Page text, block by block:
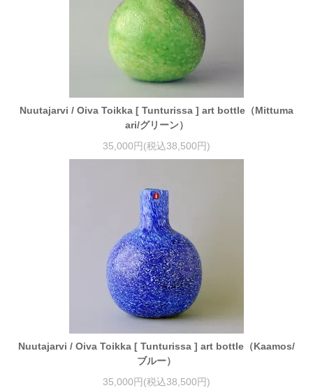
Nuutajarvi / Oiva Toikka [ Tunturissa ] art bottle（Mittuma
ari/グリーン）
35,000円(税込38,500円)
Nuutajarvi / Oiva Toikka [ Tunturissa ] art bottle（Kaamos/
ブルー）
35,000円(税込38,500円)